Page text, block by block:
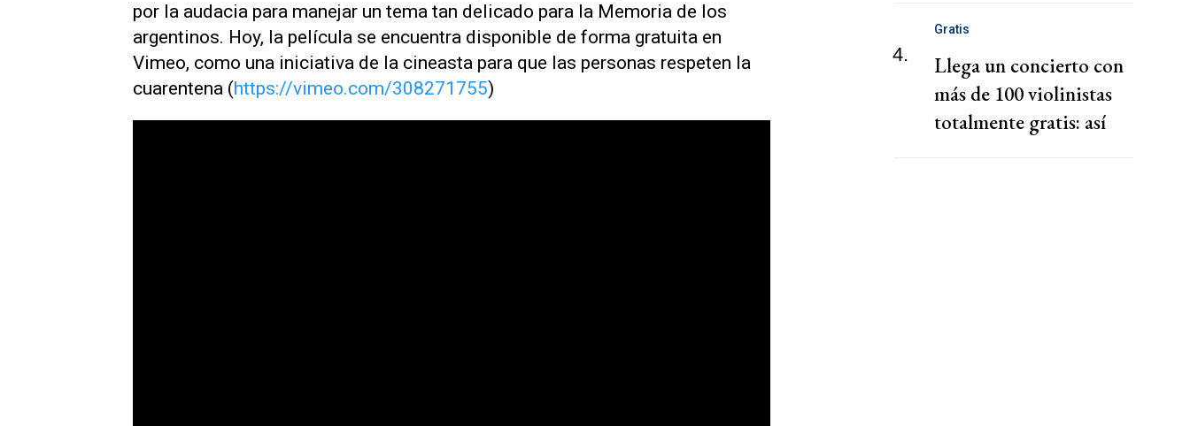
por la audacia para manejar un tema tan delicado para la Memoria de los
argentinos. Hoy, la película se encuentra disponible de forma gratuita en
Vimeo, como una iniciativa de la cineasta para que las personas respeten la
cuarentena (https://vimeo.com/308271755)
4.
Gratis
Llega un concierto con
más de 100 violinistas
totalmente gratis: así